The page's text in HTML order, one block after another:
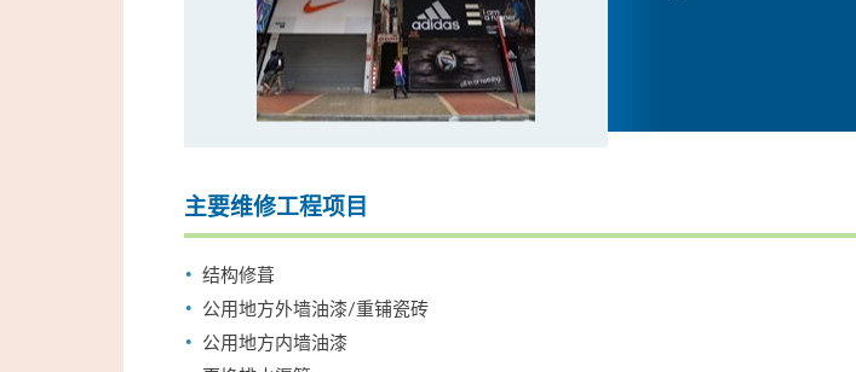
主要维修工程项目
结构修葺
公用地方外墙油漆/重铺瓷砖
公用地方内墙油漆